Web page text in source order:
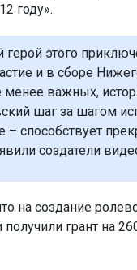
году».
герой этого
и в сборе
менее важных,
шаг за шагом
– способствует
создатели
на создание
получили грант на